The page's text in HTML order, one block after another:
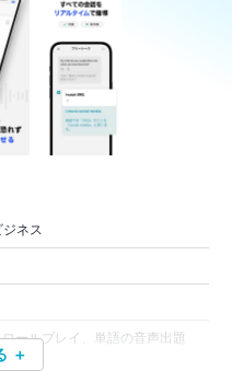
ジネス
ールプレイ、単語の音声出題
＋